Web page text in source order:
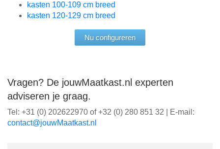
kasten 100-109 cm breed
kasten 120-129 cm breed
Nu configureren
Vragen? De jouwMaatkast.nl experten
adviseren je graag.
Tel: +31 (0) 202622970 of +32 (0) 280 851 32 | E-mail:
ln.tsaktaaMwuoj@tcatnoc